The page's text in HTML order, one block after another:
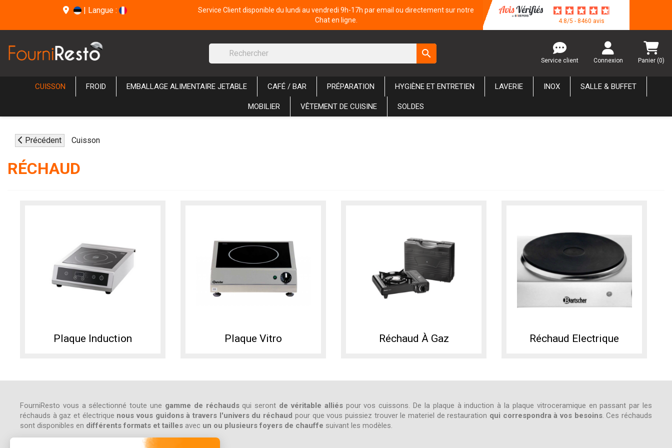
| Langue :
Service Client disponible du lundi au vendredi 9h-17h par email ou directement sur notre
Chat en ligne.
4.8/5 - 8460 avis
search
Service client Connexion Panier (0)
CUISSON FROID EMBALLAGE ALIMENTAIRE JETABLE CAFÉ / BAR PRÉPARATION HYGIÈNE ET ENTRETIEN LAVERIE INOX SALLE & BUFFET
MOBILIER VÊTEMENT DE CUISINE SOLDES
Précédent Cuisson
RÉCHAUD
Plaque Induction Plaque Vitro Réchaud À Gaz Réchaud Electrique
FourniResto vous a sélectionné toute une gamme de réchaudsqui seront de véritable alliéspour vos cuissons. De la plaque à induction à la plaque vitroceramique en passant par les
réchauds à gaz et électrique nous vous guidons à travers l'univers du réchaud pour que vous puissiez trouver le materiel de restauration qui correspondra à vos besoins. Ces réchauds
sont disponibles en différents formats et tailles avec un ou plusieurs foyers de chauffe suivant les modèles.